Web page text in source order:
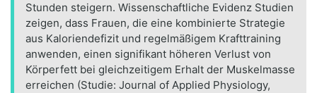
Stunden steigern. Wissenschaftliche Evidenz Studien
zeigen, dass Frauen, die eine kombinierte Strategie
aus Kaloriendefizit und regelmäßigem Krafttraining
anwenden, einen signifikant höheren Verlust von
Körperfett bei gleichzeitigem Erhalt der Muskelmasse
erreichen (Studie: Journal of Applied Physiology,